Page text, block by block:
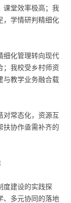
课堂效率极高；我
，学情研判精细化
细化管理转向现代
；我校受乡村师资
与教学业务融合载
对常态化，资源互
扶协作亟需补齐的
度建设的实践探
、多元协同的落地